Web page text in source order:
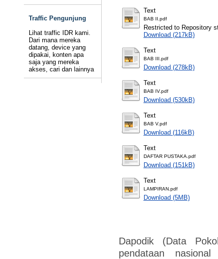
Traffic Pengunjung
Lihat traffic IDR kami.
Dari mana mereka
datang, device yang
dipakai, konten apa
saja yang mereka
akses, cari dan lainnya
Text
BAB II.pdf
Restricted to Repository
Download (217kB)
Text
BAB III.pdf
Download (278kB)
Text
BAB IV.pdf
Download (530kB)
Text
BAB V.pdf
Download (116kB)
Text
DAFTAR PUSTAKA.pdf
Download (151kB)
Text
LAMPIRAN.pdf
Download (5MB)
Dapodik (Data
pendataan